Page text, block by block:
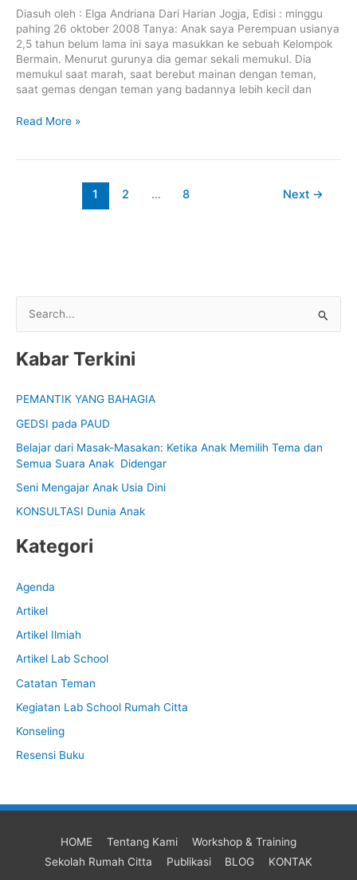
Diasuh oleh : Elga Andriana Dari Harian Jogja, Edisi : minggu
pahing 26 oktober 2008 Tanya: Anak saya Perempuan usianya
2,5 tahun belum lama ini saya masukkan ke sebuah Kelompok
Bermain. Menurut gurunya dia gemar sekali memukul. Dia
memukul saat marah, saat berebut mainan dengan teman,
saat gemas dengan teman yang badannya lebih kecil dan
Read More »
1 2 … 8 Next →
a
c
h
f
o
r
:
Kabar Terkini
PEMANTIK YANG BAHAGIA
GEDSI pada PAUD
Belajar dari Masak-Masakan: Ketika Anak Memilih Tema dan
Semua Suara Anak Didengar
Seni Mengajar Anak Usia Dini
KONSULTASI Dunia Anak
Kategori
Agenda
Artikel
Artikel Ilmiah
Artikel Lab School
Catatan Teman
Kegiatan Lab School Rumah Citta
Konseling
Resensi Buku
HOME Tentang Kami
Workshop & Training
Sekolah Rumah Citta
Publikasi BLOG KONTAK